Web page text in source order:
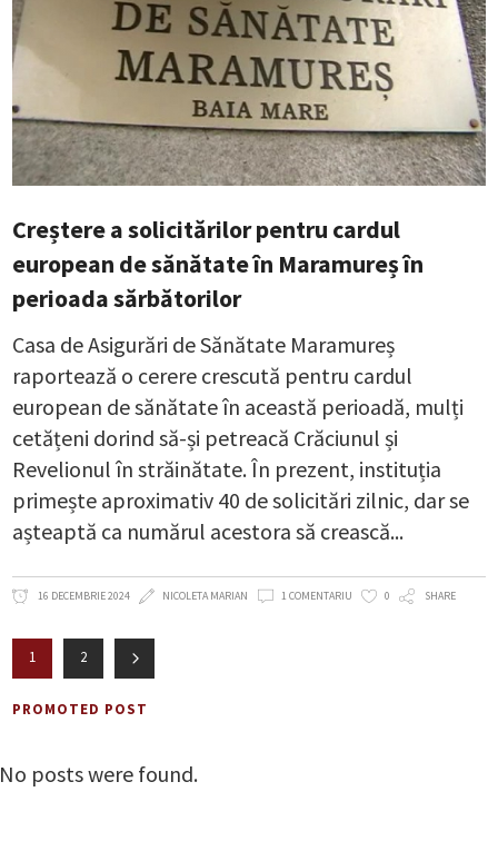
Creștere a solicitărilor pentru cardul
european de sănătate în Maramureș în
perioada sărbătorilor
Casa de Asigurări de Sănătate Maramureș
raportează o cerere crescută pentru cardul
european de sănătate în această perioadă, mulți
cetățeni dorind să-și petreacă Crăciunul și
Revelionul în străinătate. În prezent, instituția
primește aproximativ 40 de solicitări zilnic, dar se
așteaptă ca numărul acestora să crească
16 DECEMBRIE 2024 NICOLETA MARIAN 1 COMENTARIU 0 SHARE
1 2
PROMOTED POST
No posts were found.